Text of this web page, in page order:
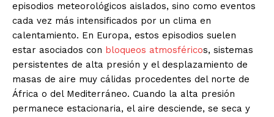
episodios meteorológicos aislados, sino como eventos
cada vez más intensificados por un clima en
calentamiento. En Europa, estos episodios suelen
estar asociados con bloqueos atmosféricos, sistemas
persistentes de alta presión y el desplazamiento de
masas de aire muy cálidas procedentes del norte de
África o del Mediterráneo. Cuando la alta presión
permanece estacionaria, el aire desciende, se seca y